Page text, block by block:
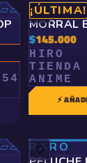
🤍
¡ÚLTIMA!
RARO
MORRAL
$145.000
HIRO
TIENDA
ANIME
⚡
🤍
RARO